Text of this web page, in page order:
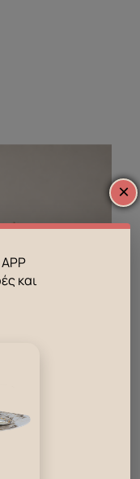
×
και